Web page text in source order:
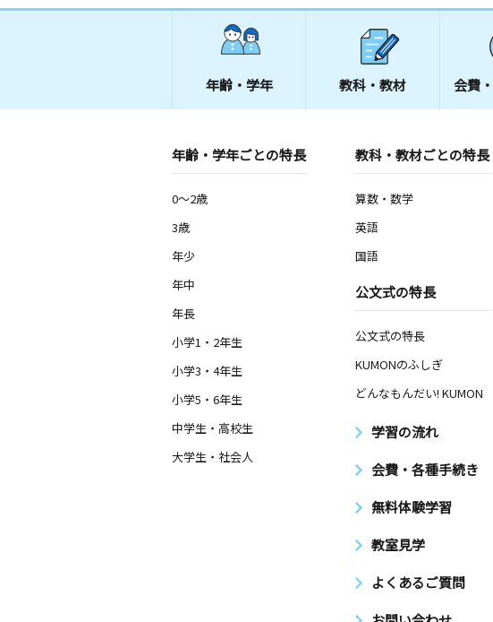
年齢・学年 教科・教材 会費・
年齢・学年ごとの特長
0～2歳
3歳
年少
年中
年長
小学1・2年生
小学3・4年生
小学5・6年生
中学生・高校生
大学生・社会人
教科・教材ごとの特長
算数・数学
英語
国語
公文式の特長
公文式の特長
KUMONのふしぎ
どんなもんだい! KUMON
学習の流れ
会費・各種手続き
無料体験学習
教室見学
よくあるご質問